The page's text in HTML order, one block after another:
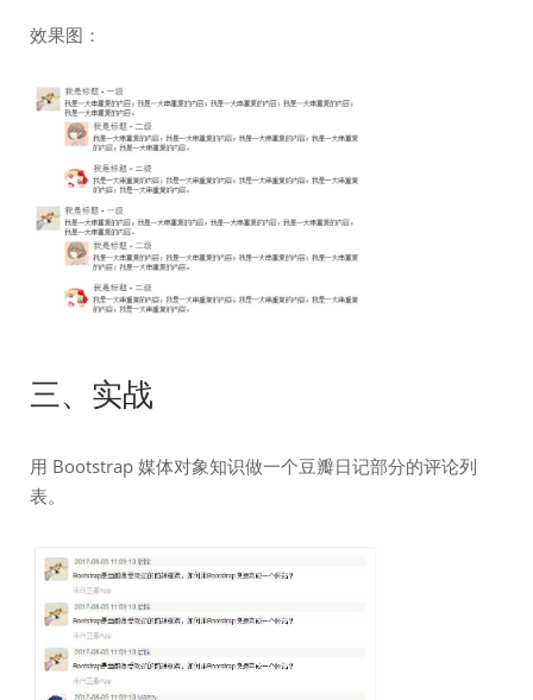
效果图：
三、实战
用 Bootstrap 媒体对象知识做一个豆瓣日记部分的评论列
表。